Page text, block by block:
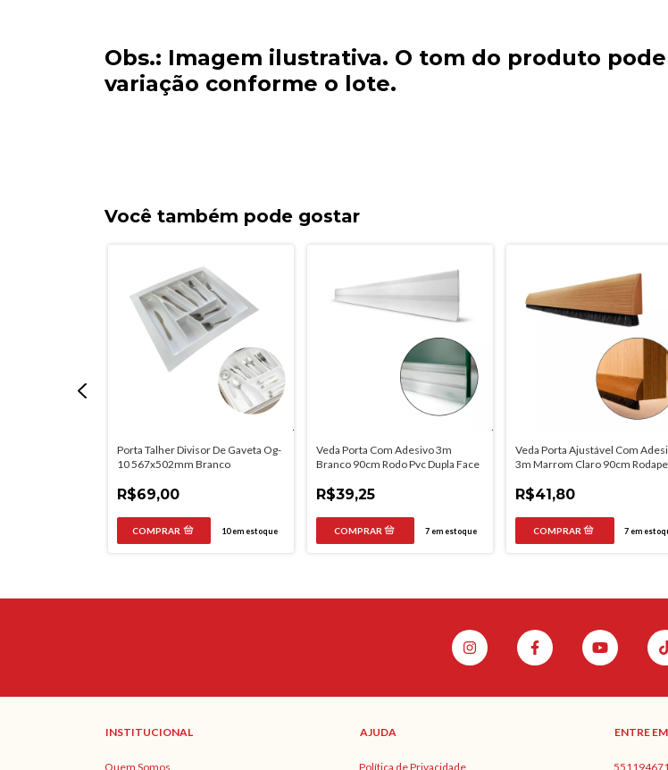
Obs.: Imagem ilustrativa. O tom do produto
variação conforme o lote.
Você também pode gostar
Porta Talher Divisor De Gaveta Og-
10 567x502mm Branco
R$69,00
10em estoque
Veda Porta Com Adesivo 3m
Branco 90cm Rodo Pvc Dupla Face
R$39,25
7em estoque
Veda Porta Ajustável Com
3m Marrom Claro 90cm Rodape
R$41,80
7em
INSTITUCIONAL
Quem Somos
AJUDA
Política de Privacidade
ENTRE